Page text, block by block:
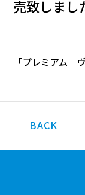
売致しまし
「プレミアム